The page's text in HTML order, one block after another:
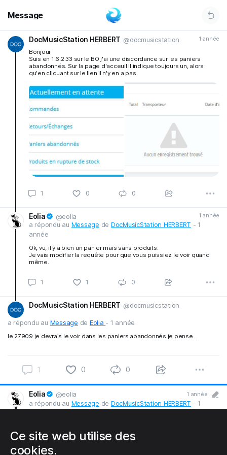
Message
DocMusicStation HERBERT @docmusicstation
1 année
Bonjour
Suis en 1.6.2.33 sur le BO j'ai une discordance sur les paniers
abandonnés. Sur la page d'acceuil il indique toujours un, alors
qu'en cliquant sur le lien il n'y en a pas
1
Eolia @eolia 1 année
a répondu au Message de DocMusicStation HERBERT - 1
année
Ok, vu, il y a bien un panier mais sans produits.
Je vais modifier la requête pour que vous puissiez le voir quand
même.
DocMusicStation HERBERT @docmusicstation
a répondu au Message de Eolia - 1 année
le 27909 je devrais le voir dans les paniers abandonnés je pense .
1 0 0
Eolia @eolia 1 année
a répondu au Message de DocMusicStation HERBERT - 1
24h sans commande.
Dans la journée ils sont marqués comme "Non commandé"
Ce site web utilise des
cookies.